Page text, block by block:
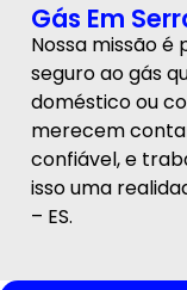
Gás Em
Nossa missão
seguro ao gás
doméstico ou
merecem
confiável, e
isso uma
– ES.